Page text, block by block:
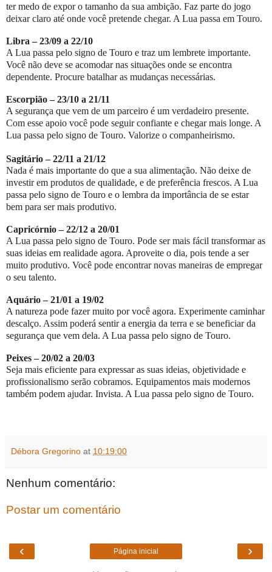
ter medo de expor o tamanho da sua ambição. Faz parte do jogo
deixar claro até onde você pretende chegar. A Lua passa em Touro.
Libra – 23/09 a 22/10
A Lua passa pelo signo de Touro e traz um lembrete importante.
Você não deve se acomodar nas situações onde se encontra
dependente. Procure batalhar as mudanças necessárias.
Escorpião – 23/10 a 21/11
A segurança que vem de um parceiro é um verdadeiro presente.
Com esse apoio você pode seguir confiante e chegar mais longe. A
Lua passa pelo signo de Touro. Valorize o companheirismo.
Sagitário – 22/11 a 21/12
Nada é mais importante do que a sua alimentação. Não deixe de
investir em produtos de qualidade, e de preferência frescos. A Lua
passa pelo signo de Touro e o lembra da importância de se estar
bem para ser mais produtivo.
Capricórnio – 22/12 a 20/01
A Lua passa pelo signo de Touro. Pode ser mais fácil transformar as
suas ideias em realidade agora. Aproveite o dia, pois tende a ser
muito produtivo. Você pode encontrar novas maneiras de empregar
o seu talento.
Aquário – 21/01 a 19/02
A natureza pode fazer muito por você agora. Experimente caminhar
descalço. Assim poderá sentir a energia da terra e se beneficiar da
segurança que vem dela. A Lua passa pelo signo de Touro.
Peixes – 20/02 a 20/03
Seja mais eficiente para expressar as suas ideias, objetividade e
profissionalismo serão cobramos. Equipamentos mais modernos
também podem ajudar. Invista. A Lua passa pelo signo de Touro.
Débora Gregorino at 10:19:00
Nenhum comentário:
Postar um comentário
‹ ›
Página inicial